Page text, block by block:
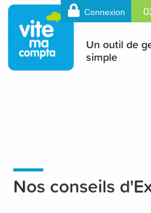
Un outil de
simple
Connexion
Nos conseils